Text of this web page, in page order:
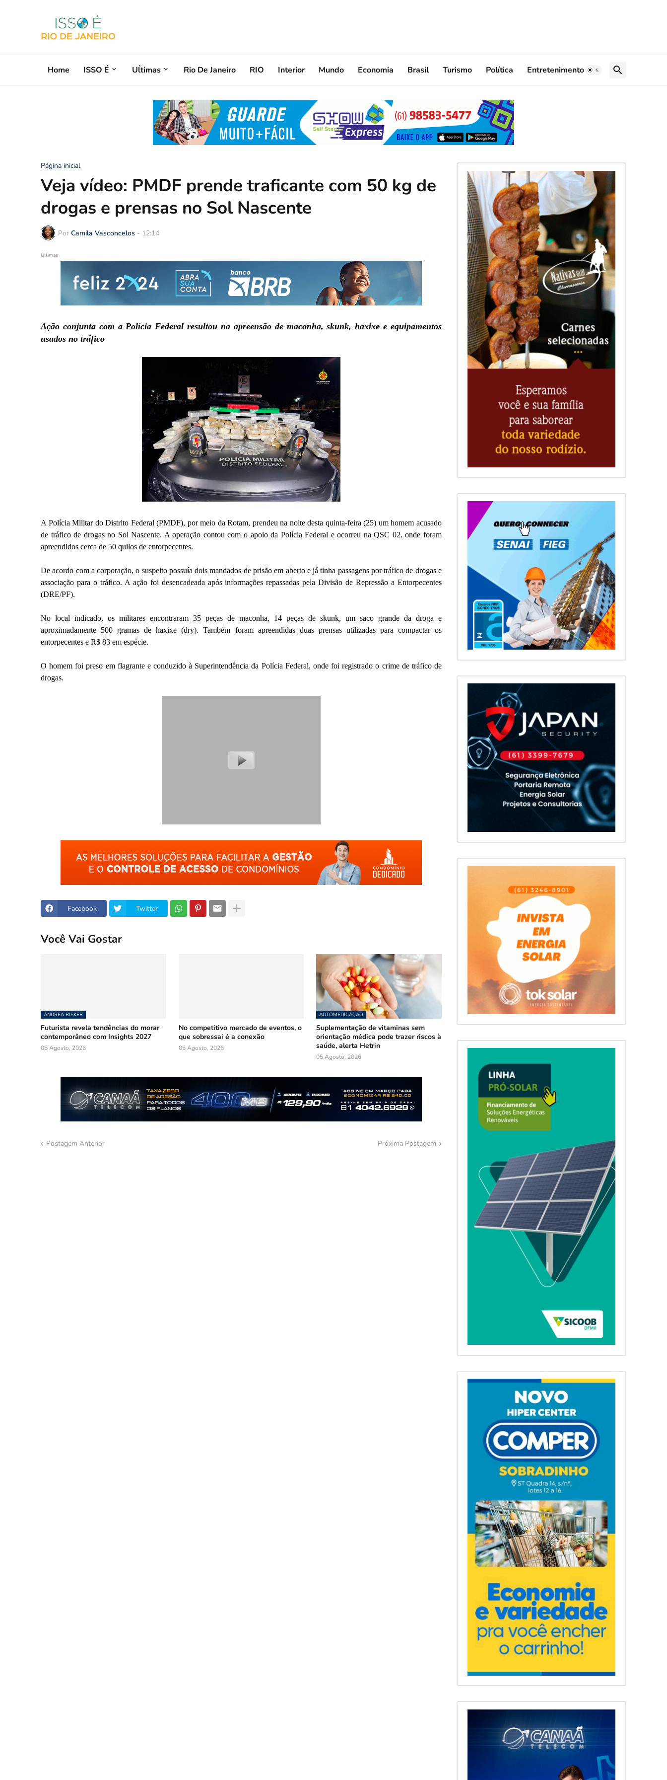
Home ISSO É Uĺtimas Rio De Janeiro RIO Interior Mundo Economia Brasil Turismo Política Entretenimento
Página inicial
Veja vídeo: PMDF prende traficante com 50 kg de
drogas e prensas no Sol Nascente
Por Camila Vasconcelos - 12:14
Últimas
Ação conjunta com a Polícia Federal resultou na apreensão de maconha, skunk, haxixe e equipamentos
usados no tráfico
A Polícia Militar do Distrito Federal (PMDF), por meio da Rotam, prendeu na noite desta quinta-feira (25) um homem acusado
de tráfico de drogas no Sol Nascente. A operação contou com o apoio da Polícia Federal e ocorreu na QSC 02, onde foram
apreendidos cerca de 50 quilos de entorpecentes.
De acordo com a corporação, o suspeito possuía dois mandados de prisão em aberto e já tinha passagens por tráfico de drogas e
associação para o tráfico. A ação foi desencadeada após informações repassadas pela Divisão de Repressão a Entorpecentes
(DRE/PF).
No local indicado, os militares encontraram 35 peças de maconha, 14 peças de skunk, um saco grande da droga e
aproximadamente 500 gramas de haxixe (dry). Também foram apreendidas duas prensas utilizadas para compactar os
entorpecentes e R$ 83 em espécie.
O homem foi preso em flagrante e conduzido à Superintendência da Polícia Federal, onde foi registrado o crime de tráfico de
drogas.
Facebook Twitter
Você Vai Gostar
ANDREA BISKER
Futurista revela tendências do morar
contemporâneo com Insights 2027
05 Agosto, 2026
No competitivo mercado de eventos, o
que sobressai é a conexão
05 Agosto, 2026
AUTOMEDICAÇÃO
Suplementação de vitaminas sem
orientação médica pode trazer riscos à
saúde, alerta Hetrin
05 Agosto, 2026
Postagem Anterior Próxima Postagem